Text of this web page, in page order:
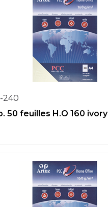
240
50 feuilles H.O 160 ivory